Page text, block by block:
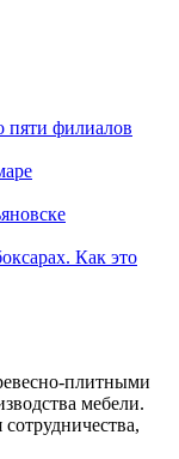
пяти филиалов
Как это
плитными
мебели.